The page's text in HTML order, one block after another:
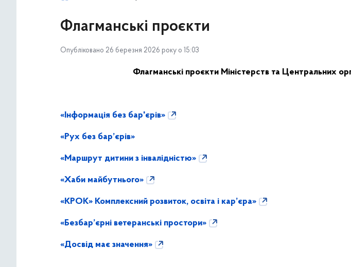
Флагманськi проєкти
Опубліковано 26 березня 2026 року о 15:03
Флагманськi проєкти Міністерств та Центральних
«Інформація без бар'єрів»
«Рух без бар’єрів»
«Маршрут дитини з інвалідністю»
«Хаби майбутнього»
«КРОК» Комплексний розвиток, освіта і кар’єра»
«Безбар’єрні ветеранські простори»
«Досвід має значення»